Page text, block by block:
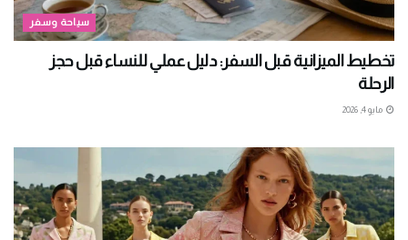
سياحة وسفر
تخطيط الميزانية قبل السفر: دليل عملي للنساء قبل حجز
الرحلة
مايو 4, 2026